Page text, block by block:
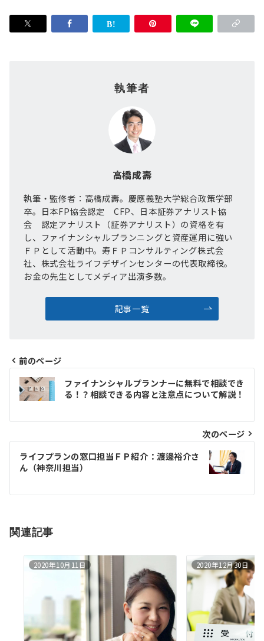
執筆者
高橋成壽
執筆・監修者：高橋成壽。慶應義塾大学総合政策学部
卒。日本FP協会認定 CFP、日本証券アナリスト協
会 認定アナリスト（証券アナリスト）の資格を有
し、ファイナンシャルプランニングと資産運用に強い
ＦＰとして活動中。寿ＦＰコンサルティング株式会
社、株式会社ライフデザインセンターの代表取締役。
お金の先生としてメディア出演多数。
記事一覧
投
稿
ナ
ビ
ゲ
ー
シ
ン
前のページ
ファイナンシャルプランナーに無料で相談でき
る！？相談できる内容と注意点について解説！
次のページ
ライフプランの窓口担当ＦＰ紹介：渡邊裕介さ
ん（神奈川担当）
関連記事
2020年10月11日 2020年12月30日